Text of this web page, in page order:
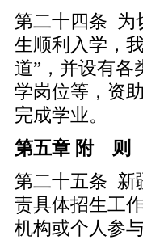
第二十四条 为
生顺利入学，
道”，并设有各
学岗位等，资
完成学业。
第五章 附 则
第二十五条 新
责具体招生工
机构或个人参